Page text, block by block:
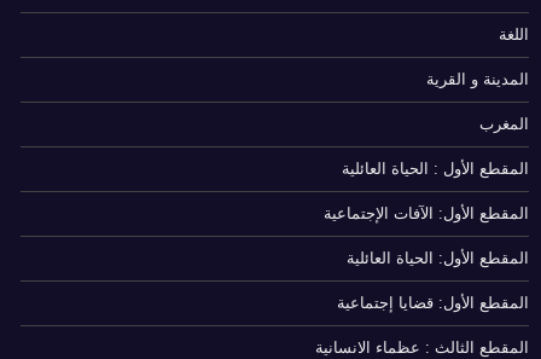
اللغة
المدينة و القرية
المغرب
المقطع الأول : الحياة العائلية
المقطع الأول: الآفات الإجتماعية
المقطع الأول: الحياة العائلية
المقطع الأول: قضايا إجتماعية
المقطع الثالث : عظماء الانسانية